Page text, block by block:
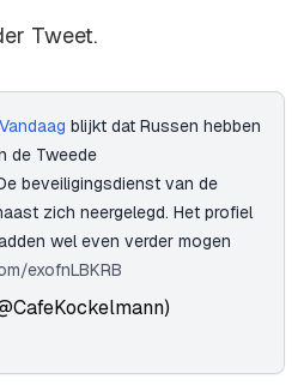
Tweet.
blijkt dat Russen hebben
de Tweede
beveiligingsdienst van de
zich neergelegd. Het profiel
wel even verder mogen
exofnLBKRB